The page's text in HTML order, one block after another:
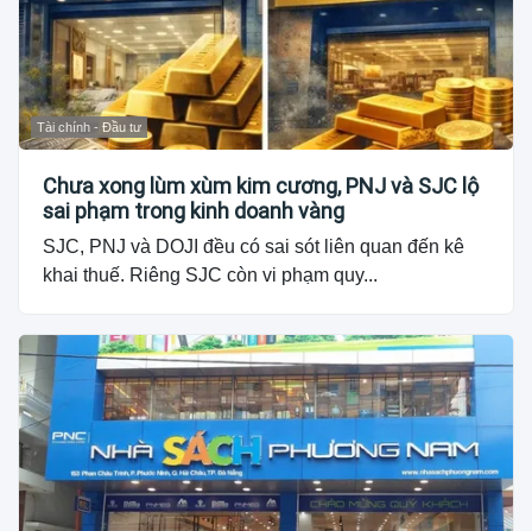
Tài chính - Đầu tư
Chưa xong lùm xùm kim cương, PNJ và SJC lộ
sai phạm trong kinh doanh vàng
SJC, PNJ và DOJI đều có sai sót liên quan đến kê
khai thuế. Riêng SJC còn vi phạm quy...